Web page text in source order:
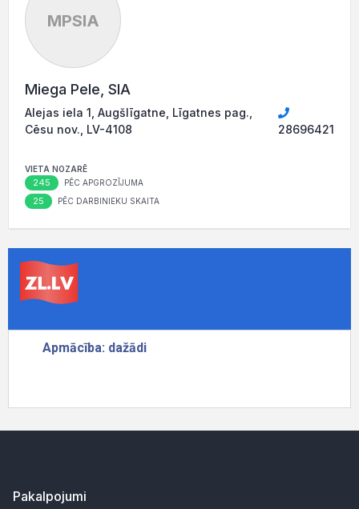
MPSIA
Miega Pele, SIA
Alejas iela 1, Augšlīgatne, Līgatnes pag.,
Cēsu nov., LV-4108
28696421
VIETA NOZARĒ
245 PĒC APGROZĪJUMA
25 PĒC DARBINIEKU SKAITA
Pakalpojumi